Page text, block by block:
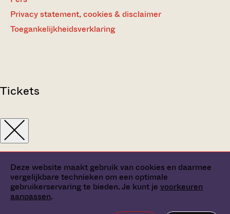
Deze website maakt gebruik van cookies en daarmee
vergelijkbare technieken om een optimale
gebruikerservaring te bieden. Je kunt je voorkeuren
aanpassen.
Privacy statement, cookies & disclaimer
Toegankelijkheidsverklaring
Tickets